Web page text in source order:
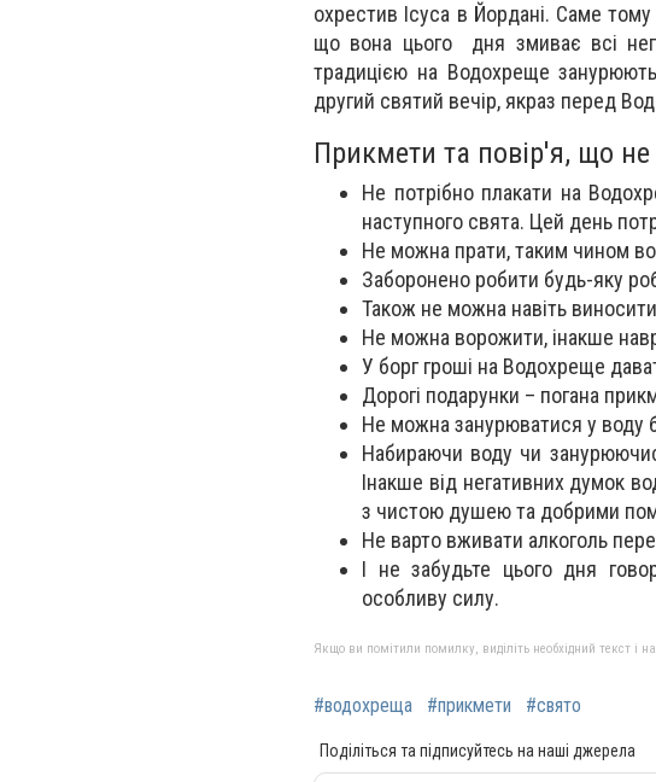
охрестив Ісуса в Йордані. Саме
що вона цього дня змиває всі
традицією на Водохреще
другий святий вечір, якраз перед
Прикмети та повір'я, що
Не потрібно плакати на
наступного свята. Цей день
Не можна прати, таким чином
Заборонено робити будь-яку
Також не можна навіть
Не можна ворожити, інакше
У борг гроші на Водохреще
Дорогі подарунки – погана
Не можна занурюватися у воду
Набираючи воду чи
Інакше від негативних думок
з чистою душею та добрими
Не варто вживати алкоголь
І не забудьте цього дня
особливу силу.
Якщо ви помітили помилку, виділіть необхідний текст і
#водохреща #прикмети #свято
Поділіться та підписуйтесь на наші джерела